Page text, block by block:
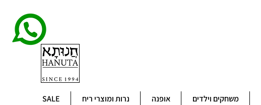
משחקים וילדים אופנה נרות ומוצרי ריח SALE